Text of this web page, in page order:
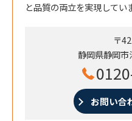
と品質の両立を実現してい
〒
静岡県静岡
お問い合